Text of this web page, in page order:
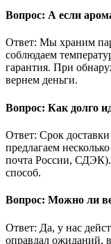
Вопрос: А если
Ответ: Мы храним
соблюдаем
гарантия. При
вернем деньги.
Вопрос: Как долго
Ответ: Срок
предлагаем
почта России,
способ.
Вопрос: Можно ли
Ответ: Да, у нас
оправдал ожиданий,